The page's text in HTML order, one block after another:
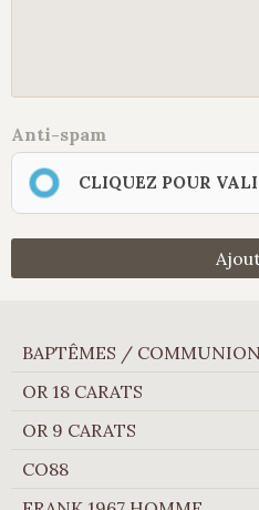
Anti-spam
CLIQUEZ POUR
BAPTÊMES /
OR 18 CARATS
OR 9 CARATS
CO88